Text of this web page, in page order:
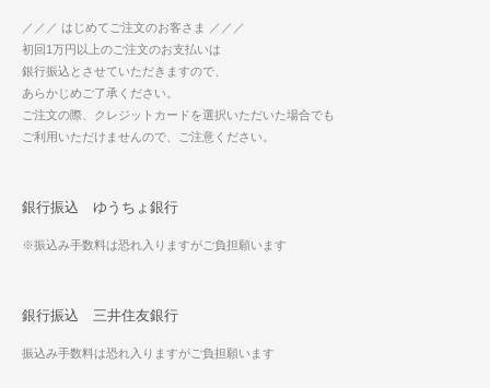
／／／ はじめてご注文のお客さま ／／／
初回1万円以上のご注文のお支払いは
銀行振込とさせていただきますので、
あらかじめご了承ください。
ご注文の際、クレジットカードを選択いただいた場合でも
ご利用いただけませんので、ご注意ください。
銀行振込 ゆうちょ銀行
※振込み手数料は恐れ入りますがご負担願います
銀行振込 三井住友銀行
振込み手数料は恐れ入りますがご負担願います